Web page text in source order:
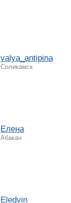
valya_antipina
Соликамск
Елена
Абакан
Eledvin